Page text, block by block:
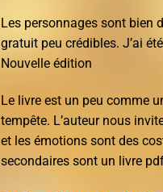
Les personnages sont bien
gratuit peu crédibles. J’ai
Nouvelle édition
Le livre est un peu comme
tempête. L’auteur nous
et les émotions sont des
secondaires sont un livre